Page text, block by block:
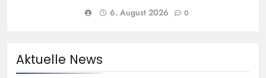
6. August 2026 0
Aktuelle News